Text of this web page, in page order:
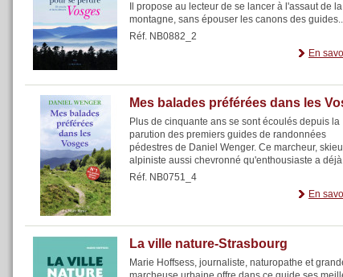
Il propose au lecteur de se lancer à l'assaut de la
montagne, sans épouser les canons des
Réf. NB0882_2
En
Mes balades préférées dans les
Plus de cinquante ans se sont écoulés depuis la
parution des premiers guides de randonnées
pédestres de Daniel Wenger. Ce marcheur,
alpiniste aussi chevronné qu'enthousiaste a
Réf. NB0751_4
En
La ville nature-Strasbourg
Marie Hoffsess, journaliste, naturopathe et